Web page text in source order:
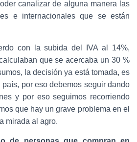
canalizar de alguna manera las
e internacionales que se están
con la subida del IVA al 14%,
que se acercaba un 30 %
la decisión ya está tomada, es
por eso debemos seguir dando
y por eso seguimos recorriendo
que hay un grave problema en el
mirada al agro.